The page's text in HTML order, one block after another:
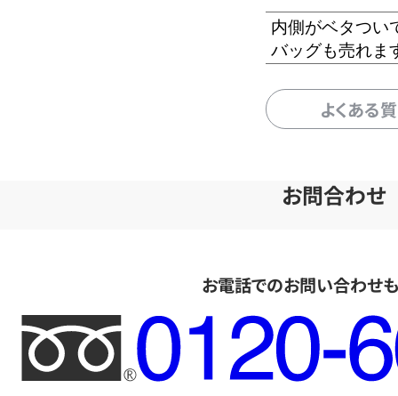
内側がベタつい
バッグも売れま
よくある
お問合わせ
お電話でのお問い合わせ
フ
リ
ー